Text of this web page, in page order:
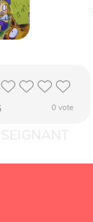
0 vote